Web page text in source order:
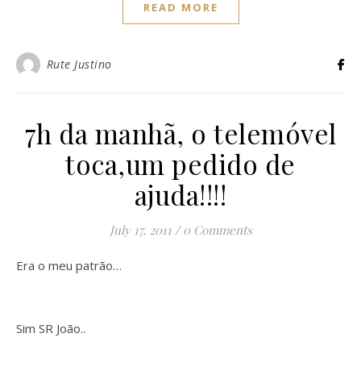
READ MORE
Rute Justino
7h da manhã, o telemóvel
toca,um pedido de
ajuda!!!!
July 17, 2011 / 0 Comments
Era o meu patrão…
Sim SR João..